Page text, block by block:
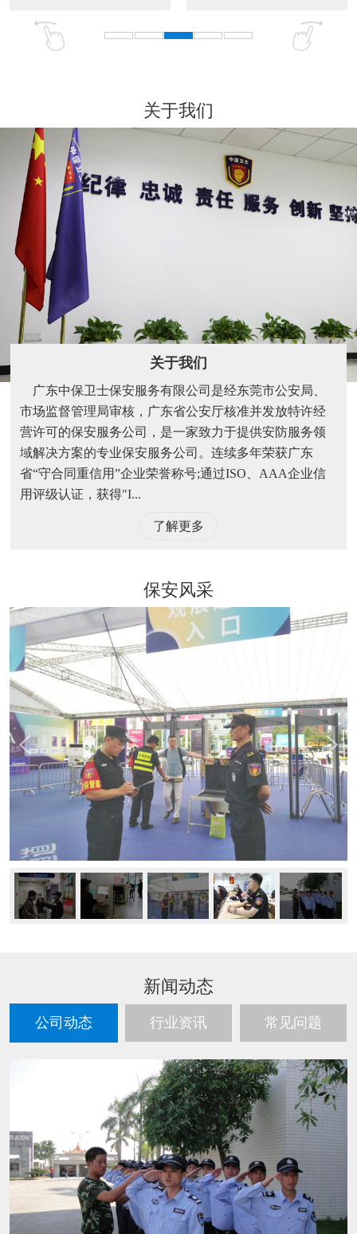
关于我们
关于我们
广东中保卫士保安服务有限公司是经东莞市公安局、
市场监督管理局审核，广东省公安厅核准并发放特许经
营许可的保安服务公司，是一家致力于提供安防服务领
域解决方案的专业保安服务公司。连续多年荣获广东
省“守合同重信用”企业荣誉称号;通过ISO、AAA企业信
用评级认证，获得"I...
了解更多
保安风采
新闻动态
公司动态 行业资讯 常见问题